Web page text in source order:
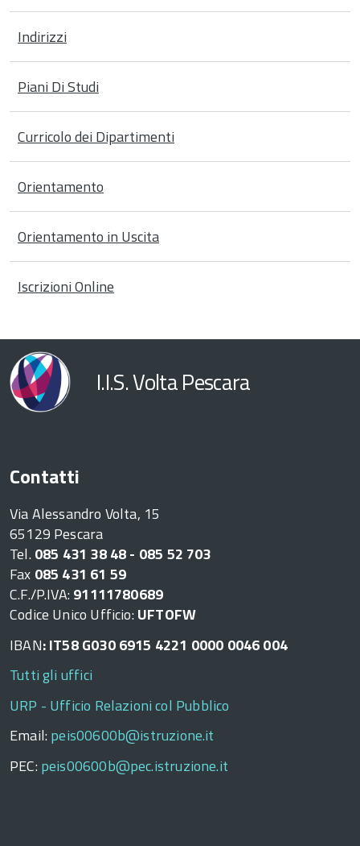
Indirizzi
Piani Di Studi
Curricolo dei Dipartimenti
Orientamento
Orientamento in Uscita
Iscrizioni Online
I.I.S. Volta Pescara
Contatti
Via Alessandro Volta, 15
65129 Pescara
Tel. 085 431 38 48 - 085 52 703
Fax 085 431 61 59
C.F./P.IVA: 91111780689
Codice Unico Ufficio: UFTOFW
IBAN: IT58 G030 6915 4221 0000 0046 004
Tutti gli uffici
URP - Ufficio Relazioni col Pubblico
Email: peis00600b@istruzione.it
PEC: peis00600b@pec.istruzione.it